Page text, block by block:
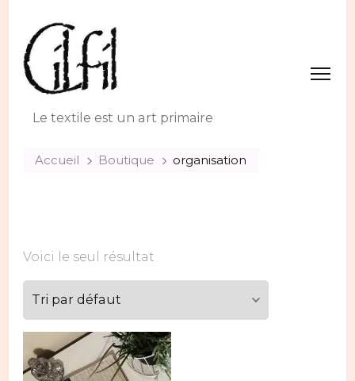
Le textile est un art primaire
Accueil Boutique organisation
Voici le seul résultat